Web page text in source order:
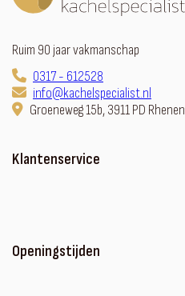
Ruim 90 jaar vakmanschap
0317 - 612528
info@kachelspecialist.nl
Groeneweg 15b, 3911 PD Rhenen
Klantenservice
Sfeerhaard met meubel
Openingstijden